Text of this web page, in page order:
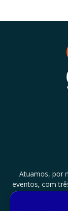
Atuamos, por
eventos, com
documentar,